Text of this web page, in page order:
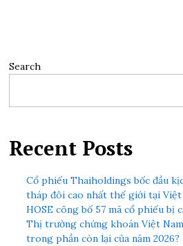
Search
Recent Posts
Cổ phiếu Thaiholdings bốc đầu
tháp đôi cao nhất thế giới tại Việt
HOSE công bố 57 mã cổ phiếu bị
Thị trường chứng khoán Việt
trong phần còn lại của năm 2026?